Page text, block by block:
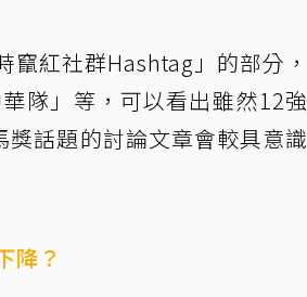
紅社群Hashtag」的部分，
隊」等，可以看出雖然12強
話題的討論文章會較具意識
降？